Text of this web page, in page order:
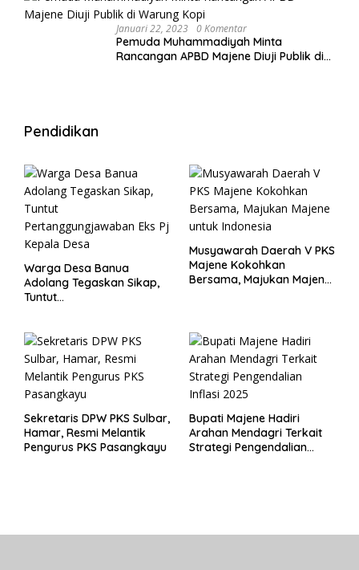
Januari 22, 2023 0 Komentar
Pemuda Muhammadiyah Minta
Rancangan APBD Majene Diuji Publik di
Pendidikan
Warga Desa Banua
Adolang Tegaskan Sikap,
Tuntut
Musyawarah Daerah V PKS
Majene Kokohkan
Bersama, Majukan Majene
Sekretaris DPW PKS Sulbar,
Hamar, Resmi Melantik
Pengurus PKS Pasangkayu
Bupati Majene Hadiri
Arahan Mendagri Terkait
Strategi Pengendalian